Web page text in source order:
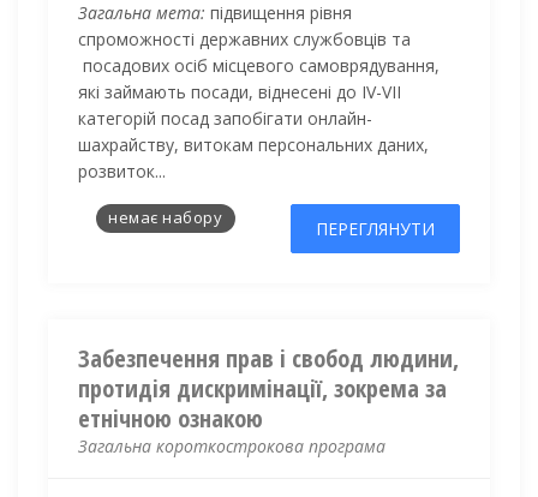
Загальна мета: підвищення рівня
спроможності державних службовців та
посадових осіб місцевого самоврядування,
які займають посади, віднесені до IV-VII
категорій посад запобігати онлайн-
шахрайству, витокам персональних даних,
розвиток...
немає набору ПЕРЕГЛЯНУТИ
Забезпечення прав і свобод людини,
протидія дискримінації, зокрема за
етнічною ознакою
Загальна короткострокова програма